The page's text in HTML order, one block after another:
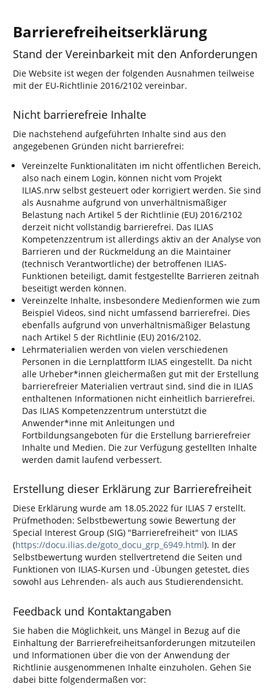
Barrierefreiheitserklärung
Stand der Vereinbarkeit mit den Anforderungen
Die Website ist wegen der folgenden Ausnahmen teilweise
mit der EU-Richtlinie 2016/2102 vereinbar.
Nicht barrierefreie Inhalte
Die nachstehend aufgeführten Inhalte sind aus den
angegebenen Gründen nicht barrierefrei:
Vereinzelte Funktionalitäten im nicht öffentlichen Bereich,
also nach einem Login, können nicht vom Projekt
ILIAS.nrw selbst gesteuert oder korrigiert werden. Sie sind
als Ausnahme aufgrund von unverhältnismäßiger
Belastung nach Artikel 5 der Richtlinie (EU) 2016/2102
derzeit nicht vollständig barrierefrei. Das ILIAS
Kompetenzzentrum ist allerdings aktiv an der Analyse von
Barrieren und der Rückmeldung an die Maintainer
(technisch Verantwortliche) der betroffenen ILIAS-
Funktionen beteiligt, damit festgestellte Barrieren zeitnah
beseitigt werden können.
Vereinzelte Inhalte, insbesondere Medienformen wie zum
Beispiel Videos, sind nicht umfassend barrierefrei. Dies
ebenfalls aufgrund von unverhältnismäßiger Belastung
nach Artikel 5 der Richtlinie (EU) 2016/2102.
Lehrmaterialien werden von vielen verschiedenen
Personen in die Lernplattform ILIAS eingestellt. Da nicht
alle Urheber*innen gleichermaßen gut mit der Erstellung
barrierefreier Materialien vertraut sind, sind die in ILIAS
enthaltenen Informationen nicht einheitlich barrierefrei.
Das ILIAS Kompetenzzentrum unterstützt die
Anwender*inne mit Anleitungen und
Fortbildungsangeboten für die Erstellung barrierefreier
Inhalte und Medien. Die zur Verfügung gestellten Inhalte
werden damit laufend verbessert.
Erstellung dieser Erklärung zur Barrierefreiheit
Diese Erklärung wurde am 18.05.2022 für ILIAS 7 erstellt.
Prüfmethoden: Selbstbewertung sowie Bewertung der
Special Interest Group (SIG) "Barrierefreiheit" von ILIAS
(https://docu.ilias.de/goto_docu_grp_6949.html). In der
Selbstbewertung wurden stellvertretend die Seiten und
Funktionen von ILIAS-Kursen und -Übungen getestet, dies
sowohl aus Lehrenden- als auch aus Studierendensicht.
Feedback und Kontaktangaben
Sie haben die Möglichkeit, uns Mängel in Bezug auf die
Einhaltung der Barrierefreiheitsanforderungen mitzuteilen
und Informationen über die von der Anwendung der
Richtlinie ausgenommenen Inhalte einzuholen. Gehen Sie
dabei bitte folgendermaßen vor: